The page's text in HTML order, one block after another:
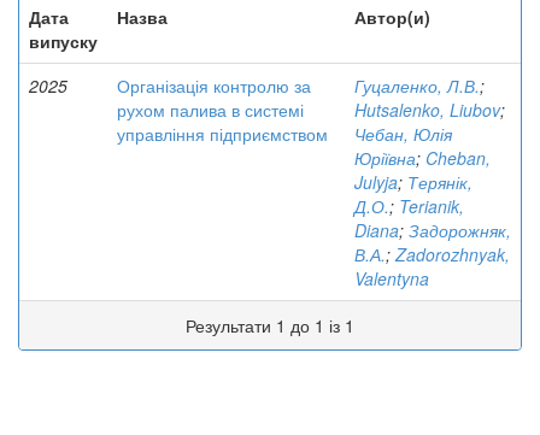
Дата
випуску
Назва Автор(и)
2025
Організація контролю за
рухом палива в системі
управління підприємством
Гуцаленко, Л.В.;
Hutsalenko, Liubov;
Чебан, Юлія
Юріївна; Cheban,
Julyja; Терянік,
Д.О.; Terianik,
Diana; Задорожняк,
В.А.;Zadorozhnyak,
Valentyna
Результати 1 до 1 із 1